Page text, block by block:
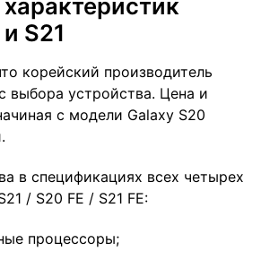
S21
корейский производитель
выбора устройства. Цена и
с модели Galaxy S20
в спецификациях всех четырех
/ S20 FE / S21 FE:
процессоры;